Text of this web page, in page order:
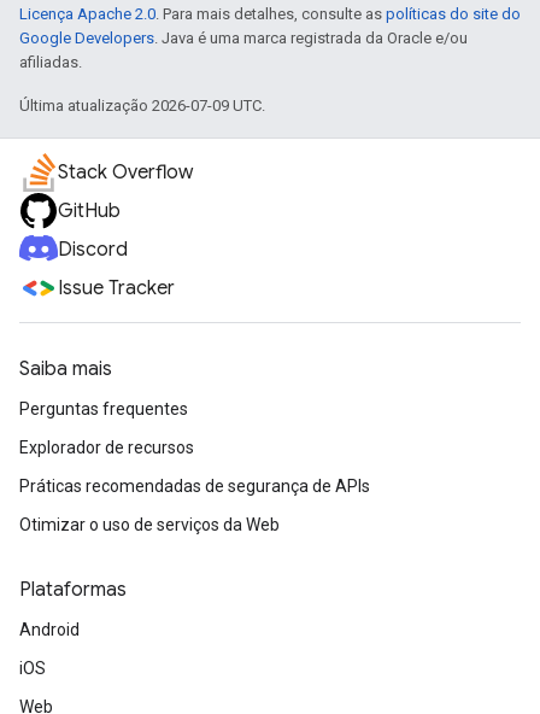
Licença Apache 2.0. Para mais detalhes, consulte as políticas do site do
Google Developers. Java é uma marca registrada da Oracle e/ou
afiliadas.
Última atualização 2026-07-09 UTC.
Stack Overflow
GitHub
Discord
Issue Tracker
Saiba mais
Perguntas frequentes
Explorador de recursos
Práticas recomendadas de segurança de APIs
Otimizar o uso de serviços da Web
Plataformas
Android
iOS
Web